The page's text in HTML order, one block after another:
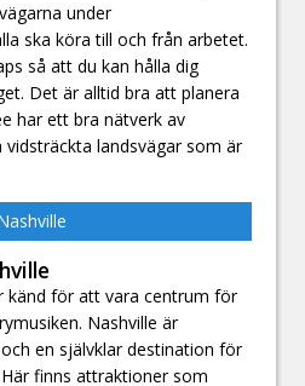
under
ska köra till och från arbetet.
så att du kan hålla dig
Det är alltid bra att planera
har ett bra nätverk av
landsvägar som är
känd för att vara centrum för
Nashville är
en självklar destination för
finns attraktioner som